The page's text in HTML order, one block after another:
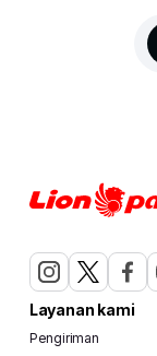
Layanan kami
Pengiriman